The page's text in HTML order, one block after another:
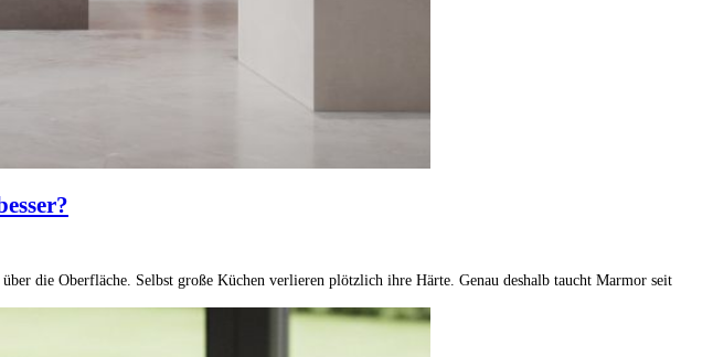
die Oberfläche. Selbst große Küchen verlieren plötzlich ihre Härte. Genau deshalb taucht Marmor seit